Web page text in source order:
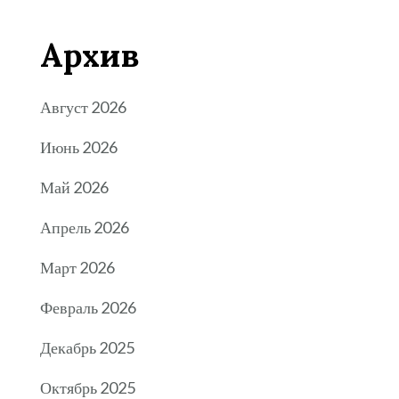
Архив
Август 2026
Июнь 2026
Май 2026
Апрель 2026
Март 2026
Февраль 2026
Декабрь 2025
Октябрь 2025